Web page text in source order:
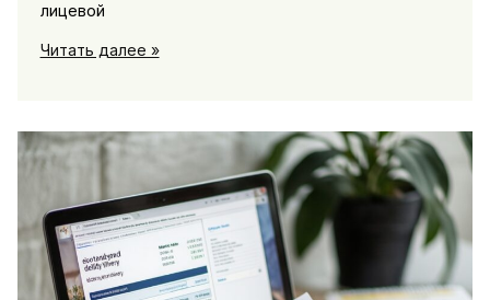
лицевой
Автоплатеж
личном
кабинете:
настроить
и
не
пропустить
Читать далее »